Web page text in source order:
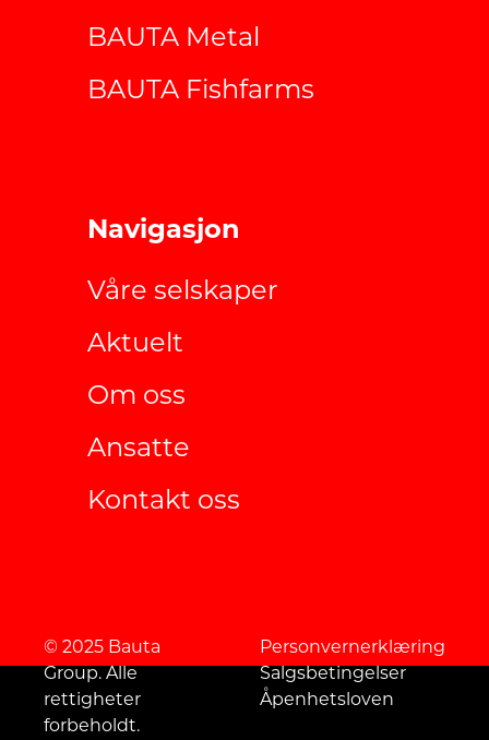
BAUTA Metal
BAUTA Fishfarms
Navigasjon
Våre selskaper
Aktuelt
Om oss
Ansatte
Kontakt oss
© 2025 Bauta
Group. Alle
rettigheter
forbeholdt.
Personvernerklæring
Salgsbetingelser
Åpenhetsloven